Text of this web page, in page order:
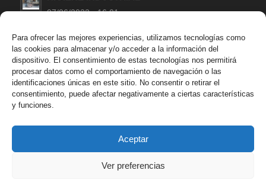
Para ofrecer las mejores experiencias, utilizamos tecnologías como
las cookies para almacenar y/o acceder a la información del
dispositivo. El consentimiento de estas tecnologías nos permitirá
procesar datos como el comportamiento de navegación o las
identificaciones únicas en este sitio. No consentir o retirar el
consentimiento, puede afectar negativamente a ciertas características
y funciones.
Aceptar
Ver preferencias
07/06/2022 - 16:01
LIMPIEZA DE MANOS EN TALLERES
MECANICOS
09/05/2022 - 17:24
LOS MISTERIOS DEL SISTEMA OLFATIVO Y
AROMAS EN LOS PRODUCTOS DE LIMPIEZA